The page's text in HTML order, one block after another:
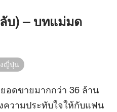
บ) – บทแม่มด
ญี่ปุ่น
อดขายมากกว่า 36 ล้าน
ความประทับใจให้กับแฟน